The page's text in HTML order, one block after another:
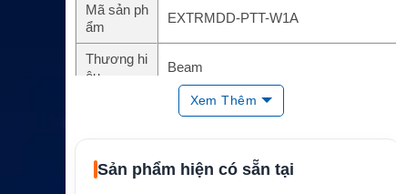
Mã sản ph
ẩm
EXTRMDD-PTT-W1A
Thương hi
ệu
Beam
Bộ DriveDOCK Extreme Wireless Pus
Nền tảng
sử dụng
Iridium Extreme PTT
Xem Thêm
Sản phẩm hiện có sẵn tại